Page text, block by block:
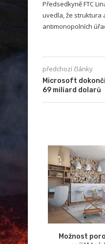
Předsedkyně FTC
uvedla, že struktura
antimonopolních
předchozí články
Microsoft
69 miliard dolarů
Možnost